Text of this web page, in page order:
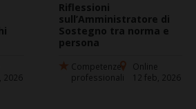
2026
Riflessioni
sull’Amministratore di
Sostegno tra norma e
persona
Competenze
professionali
Online
12 feb, 2026